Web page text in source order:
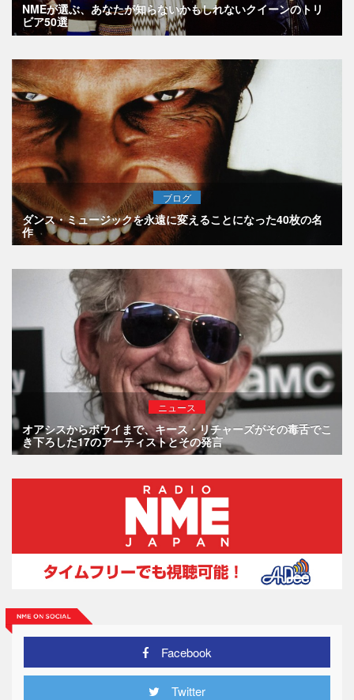
NMEが選ぶ、あなたが知らないかもしれないクイーンのトリ
ビア50選
ブログ
ダンス・ミュージックを永遠に変えることになった40枚の名
作
ニュース
オアシスからボウイまで、キース・リチャーズがその毒舌でこ
き下ろした17のアーティストとその発言
Facebook
Twitter